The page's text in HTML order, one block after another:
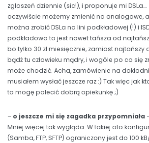
zgłoszeń dziennie (sic!), i proponuje mi DSLa….
oczywiście możemy zmienić na analogowe,
można zrobić DSLa na lini podkładowej (!) i
podkładowa to jest nawet tańsza od
bo tylko 30 zł miesięcznie, zamiast najtańszy
bądź tu człowieku mądry, i wogóle po co się
może chodzić. Acha, zamówienie na
musiałem wysłać jeszcze raz :) Tak więc jak
to mogę polecić dobrą opiekunkę ;)
– o jeszcze mi się zagadka przypomniała
Mniej więcej tak wygląda. W takiej oto
(Samba, FTP, SFTP) ograniczony jest do 100